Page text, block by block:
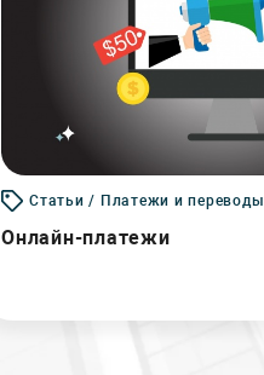
Статьи / Платежи и переводы
Онлайн-платежи